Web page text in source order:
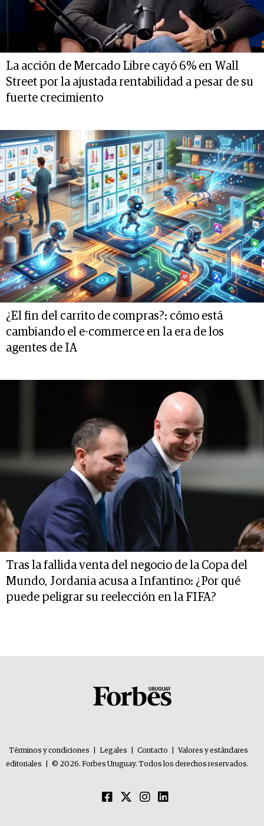
La acción de Mercado Libre cayó 6% en Wall
Street por la ajustada rentabilidad a pesar de su
fuerte crecimiento
¿El fin del carrito de compras?: cómo está
cambiando el e-commerce en la era de los
agentes de IA
Tras la fallida venta del negocio de la Copa del
Mundo, Jordania acusa a Infantino: ¿Por qué
puede peligrar su reelección en la FIFA?
Términos y condiciones Legales Contacto
Valores y estándares
editoriales
© 2026. Forbes Uruguay. Todos los derechos reservados.